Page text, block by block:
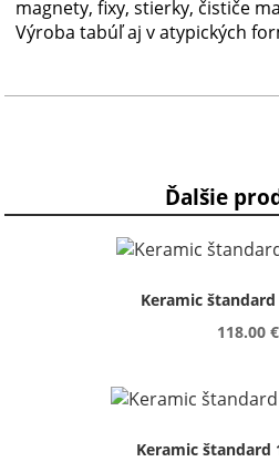
magnety, fixy, stierky, čističe
Výroba tabúľ aj v atypických
Ďalšie
Keramic štandard
118.00 €
Keramic štandard